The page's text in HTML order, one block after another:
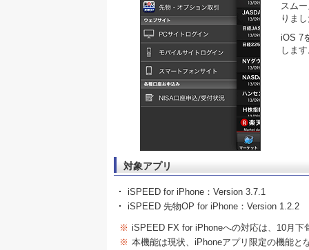
スム
りま
iOS 7
しま
対象アプリ
iSPEED for iPhone：Version 3.7.1
iSPEED 先物OP for iPhone：Version 1.2.2
※ iSPEED FX for iPhoneへの対応は、10月下
※ 本機能は現状、iPhoneアプリ限定の機能と